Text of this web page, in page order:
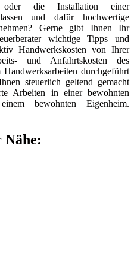
oder die Installation einer
und dafür hochwertige
Gerne gibt Ihnen Ihr
wichtige Tipps und
Handwerkskosten von Ihrer
und Anfahrtskosten des
durchgeführt
steuerlich geltend gemacht
Arbeiten in einer bewohnten
bewohnten Eigenheim.